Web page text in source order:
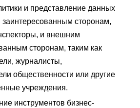
и представление данных
заинтересованным сторонам,
и внешним
сторонам, таким как
журналисты,
общественности или другие
учреждения.
инструментов бизнес-